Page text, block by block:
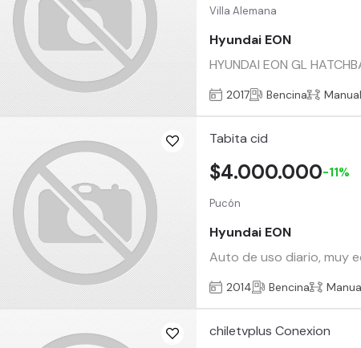
Villa Alemana
Hyundai EON
HYUNDAI EON GL
2017 Bencina
Tabita cid
Pucón
Hyundai EON
Auto de uso diario, muy
$4.000.000-11%
2014 Bencina
chiletvplus Conexion